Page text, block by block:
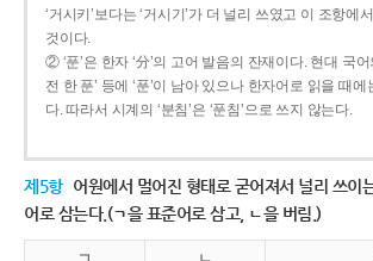
‘거시키’보다는 ‘거시기’가 더 널리 쓰였고 이 조항에
것이다.
② ‘푼’은 한자 ‘分’의 고어 발음의 잔재이다. 현대 국어
전 한 푼’ 등에 ‘푼’이 남아 있으나 한자어로 읽을 때에
다. 따라서 시계의 ‘분침’은 ‘푼침’으로 쓰지 않는다.
제5항 어원에서 멀어진 형태로 굳어져서 널리 쓰이
어로 삼는다.(ㄱ을 표준어로 삼고, ㄴ을 버림.)